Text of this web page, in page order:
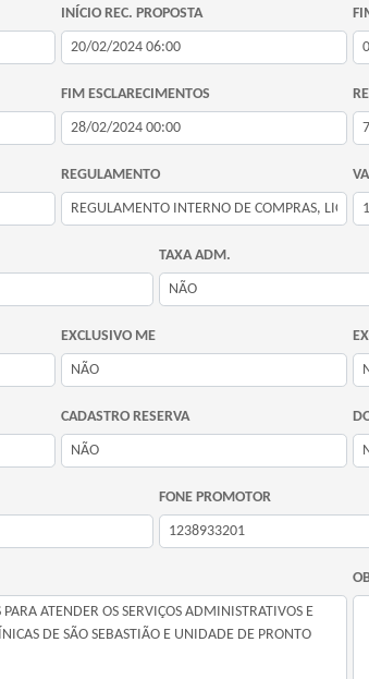
INÍCIO REC. PROPOSTA
FIM ESCLARECIMENTOS
REGULAMENTO
TAXA ADM.
EXCLUSIVO ME
CADASTRO RESERVA
FONE PROMOTOR